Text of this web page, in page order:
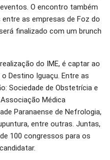
O encontro também
as empresas de Foz do
finalizado com um brunch
do IME, é captar ao
Destino Iguaçu. Entre as
Sociedade de Obstetrícia e
Médica
Paranaense de Nefrologia,
entre outras. Juntas,
100 congressos para os